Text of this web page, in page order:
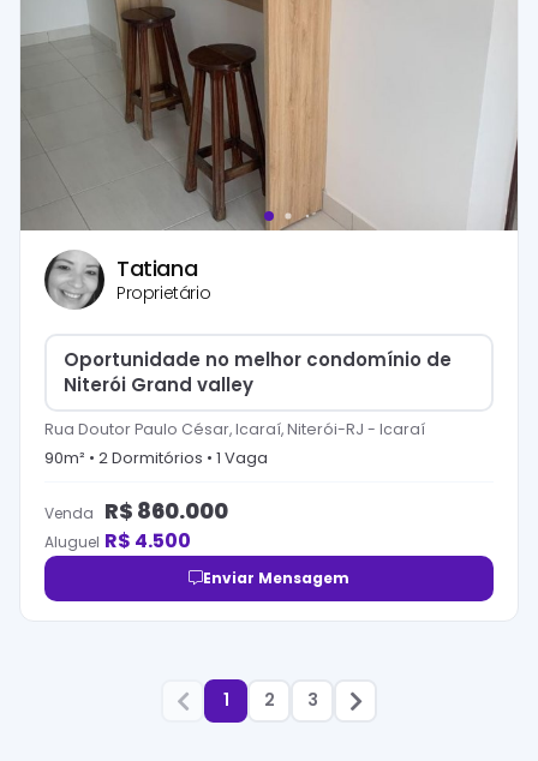
Tatiana
Proprietário
Oportunidade no melhor condomínio de
Niterói Grand valley
Rua Doutor Paulo César, Icaraí, Niterói-RJ - Icaraí
90m² • 2Dormitórios • 1 Vaga
Venda R$ 860.000
Aluguel R$ 4.500
Enviar Mensagem
1 2 3